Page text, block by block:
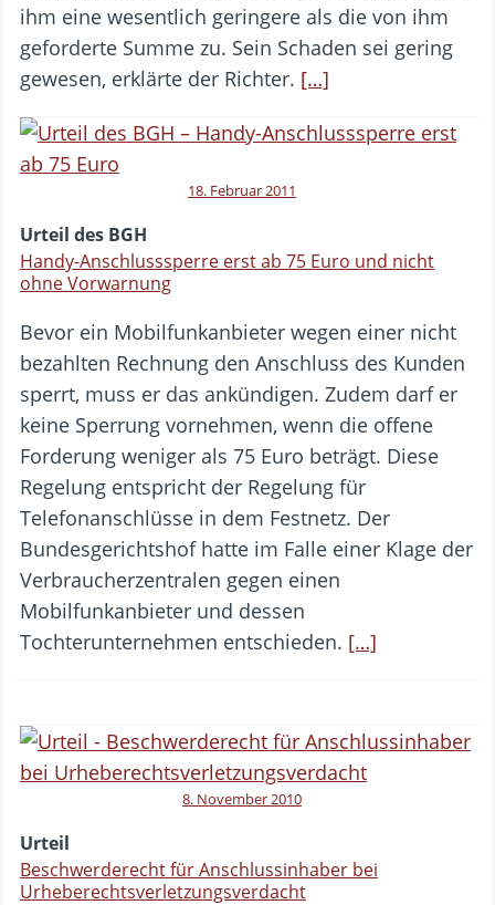
ihm eine wesentlich geringere als die von ihm
geforderte Summe zu. Sein Schaden sei gering
gewesen, erklärte der Richter. […]
18. Februar 2011
Urteil des BGH
Handy-Anschlusssperre erst ab 75 Euro und nicht
ohne Vorwarnung
Bevor ein Mobilfunkanbieter wegen einer nicht
bezahlten Rechnung den Anschluss des Kunden
sperrt, muss er das ankündigen. Zudem darf er
keine Sperrung vornehmen, wenn die offene
Forderung weniger als 75 Euro beträgt. Diese
Regelung entspricht der Regelung für
Telefonanschlüsse in dem Festnetz. Der
Bundesgerichtshof hatte im Falle einer Klage der
Verbraucherzentralen gegen einen
Mobilfunkanbieter und dessen
Tochterunternehmen entschieden. […]
8. November 2010
Urteil
Beschwerderecht für Anschlussinhaber bei
Urheberechtsverletzungsverdacht